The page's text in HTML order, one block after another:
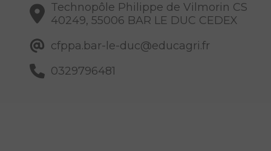
Technopôle Philippe de Vilmorin CS
40249, 55006 BAR LE DUC CEDEX
cfppa.bar-le-duc@educagri.fr
0329796481